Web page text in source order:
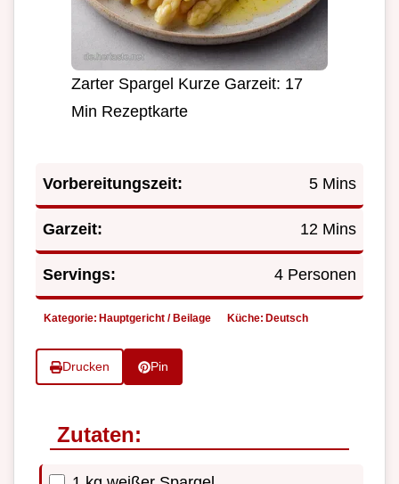
Zarter Spargel Kurze Garzeit: 17
Min Rezeptkarte
Vorbereitungszeit: 5 Mins
Garzeit: 12 Mins
Servings: 4 Personen
Kategorie: Hauptgericht / Beilage Küche: Deutsch
Drucken Pin
Zutaten: